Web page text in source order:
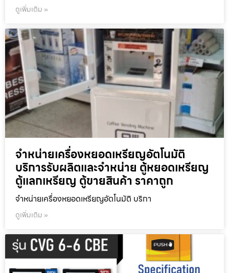
ดูเพิ่มเติม »
จำหน่ายเครื่องหยอดเหรียญ​อัตโนมัติ
บริการรับผลิตและจำหน่าย ตู้หยอดเหรียญ
ตู้แลกเหรียญ ตู้ขายสินค้า ราคาถูก
จำหน่ายเครื่องหยอดเหรียญ​อัตโนมัติ บริกา
ดูเพิ่มเติม »